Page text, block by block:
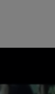
et les
un rôle
à
canadiens
au-delà